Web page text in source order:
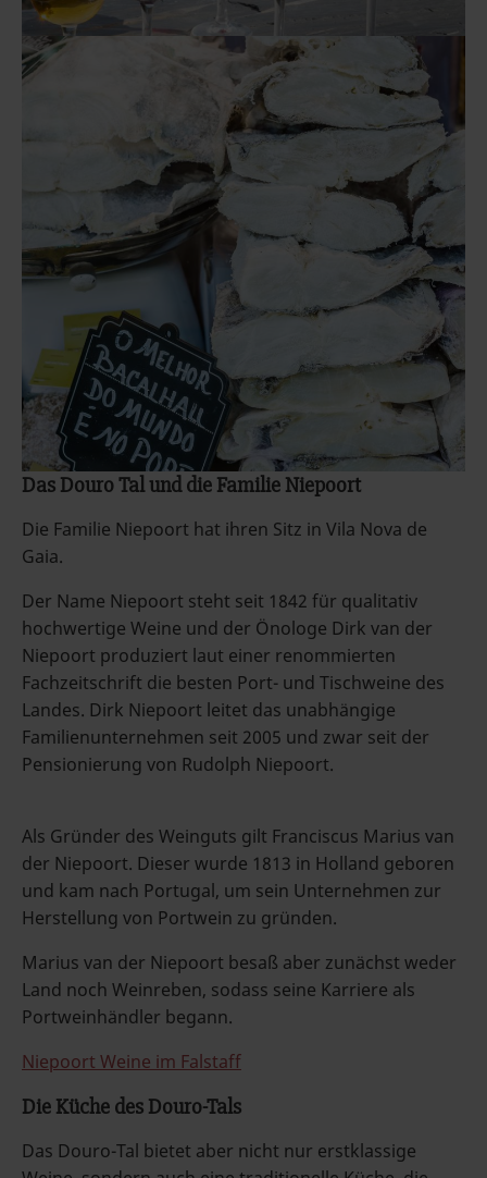
Das Douro Tal und die Familie Niepoort
Die Familie Niepoort hat ihren Sitz in Vila Nova de
Gaia.
Der Name Niepoort steht seit 1842 für qualitativ
hochwertige Weine und der Önologe Dirk van der
Niepoort produziert laut einer renommierten
Fachzeitschrift die besten Port- und Tischweine des
Landes. Dirk Niepoort leitet das unabhängige
Familienunternehmen seit 2005 und zwar seit der
Pensionierung von Rudolph Niepoort.
Als Gründer des Weinguts gilt Franciscus Marius van
der Niepoort. Dieser wurde 1813 in Holland geboren
und kam nach Portugal, um sein Unternehmen zur
Herstellung von Portwein zu gründen.
Marius van der Niepoort besaß aber zunächst weder
Land noch Weinreben, sodass seine Karriere als
Portweinhändler begann.
Niepoort Weine im Falstaff
Die Küche des Douro-Tals
Das Douro-Tal bietet aber nicht nur erstklassige